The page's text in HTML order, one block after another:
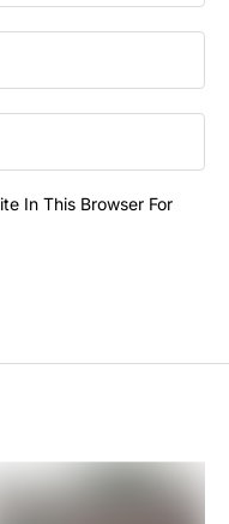
In This Browser For